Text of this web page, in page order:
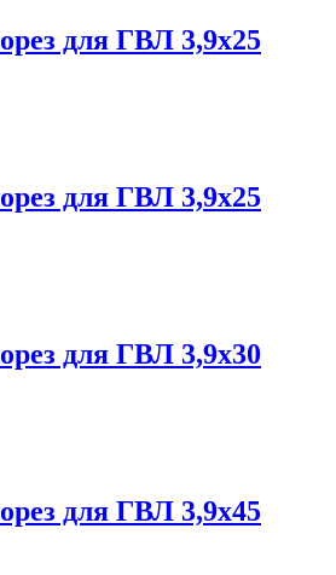
для ГВЛ 3,9х25
для ГВЛ 3,9х25
для ГВЛ 3,9х30
для ГВЛ 3,9х45